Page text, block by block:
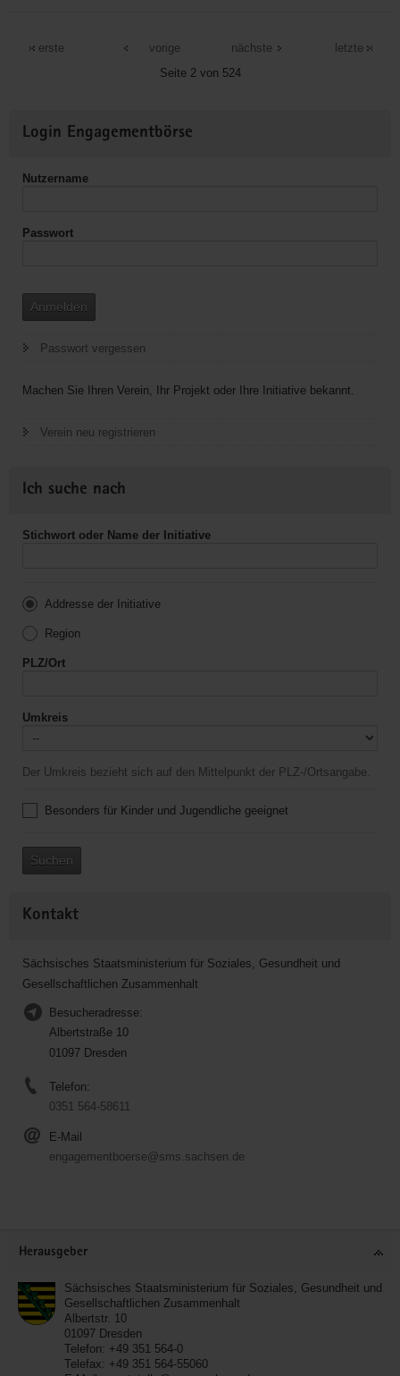
Kinder-,
Teenager-
Jugendarbeit
erste
vorige
Seite 2 von 524
nächste letzte
Informationen
Login Engagementbörse
Nutzername
Passwort
Anmelden
Passwort vergessen
Machen Sie Ihren Verein, Ihr Projekt oder Ihre Initiative bekannt.
Verein neu registrieren
Ich suche nach
Stichwort oder Name der Initiative
Addresse der Initiative
Region
PLZ/Ort
Umkreis
Der Umkreis bezieht sich auf den Mittelpunkt der PLZ-/Ortsangabe.
Besonders für Kinder und Jugendliche geeignet
Suchen
Kontakt
Sächsisches Staatsministerium für Soziales, Gesundheit und
Gesellschaftlichen Zusammenhalt
Besucheradresse:
Albertstraße 10
01097 Dresden
Telefon:
0351 564-58611
E-Mail
engagementboerse@sms.sachsen.de
Herausgeber
Sächsisches Staatsministerium für Soziales, Gesundheit und
Gesellschaftlichen Zusammenhalt
Albertstr. 10
01097 Dresden
Telefon: +49 351 564-0
Telefax: +49 351 564-55060